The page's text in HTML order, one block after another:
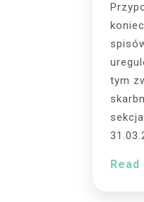
tym